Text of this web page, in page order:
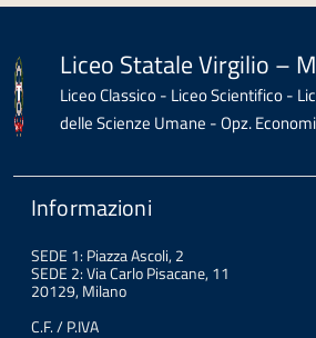
Liceo Statale Virgilio –
Liceo Classico - Liceo Scientifico -
delle Scienze Umane - Opz.
Informazioni
SEDE 1: Piazza Ascoli, 2
SEDE 2: Via Carlo Pisacane, 11
20129, Milano
C.F. / P.IVA